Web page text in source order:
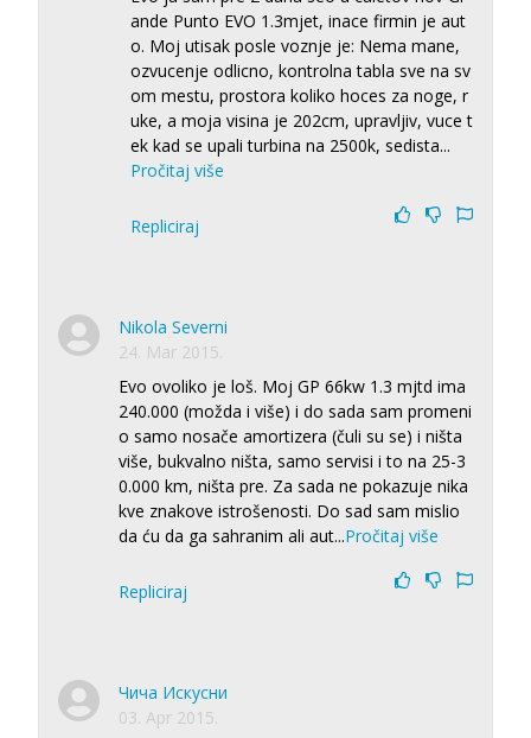
ande Punto EVO 1.3mjet, inace firmin je aut
o. Moj utisak posle voznje je: Nema mane,
ozvucenje odlicno, kontrolna tabla sve na sv
om mestu, prostora koliko hoces za noge, r
uke, a moja visina je 202cm, upravljiv, vuce t
ek kad se upali turbina na 2500k, sedista...
Pročitaj više
Repliciraj
Nikola Severni
24. Mar 2015.
Evo ovoliko je loš. Moj GP 66kw 1.3 mjtd ima
240.000 (možda i više) i do sada sam promeni
o samo nosače amortizera (čuli su se) i ništa
više, bukvalno ništa, samo servisi i to na 25-3
0.000 km, ništa pre. Za sada ne pokazuje nika
kve znakove istrošenosti. Do sad sam mislio
da ću da ga sahranim ali aut...Pročitaj više
Repliciraj
Чича Искусни
03. Apr 2015.